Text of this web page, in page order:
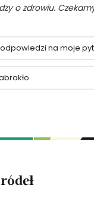
o zdrowiu.
odpowiedzi na moje